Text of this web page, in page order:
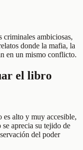
criminales ambiciosas,
donde la mafia, la
en un mismo conflicto.
el libro
alto y muy accesible,
aprecia su tejido de
del poder